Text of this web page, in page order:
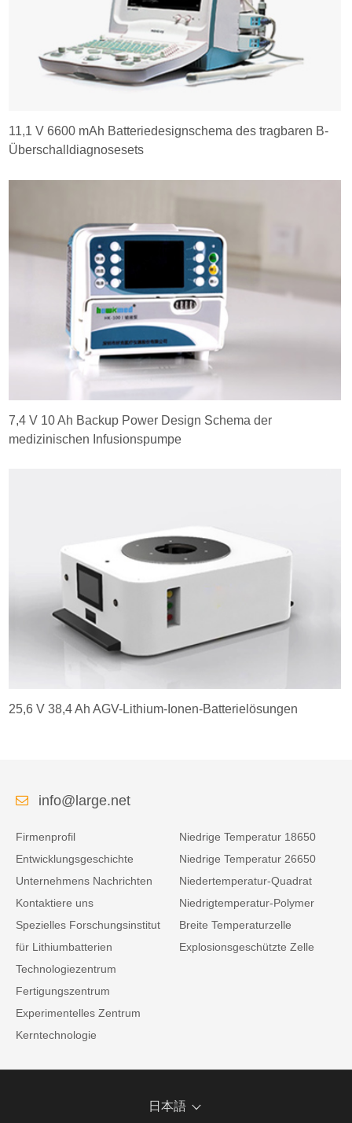
11,1 V 6600 mAh Batteriedesignschema des tragbaren B-
Überschalldiagnosesets
7,4 V 10 Ah Backup Power Design Schema der
medizinischen Infusionspumpe
25,6 V 38,4 Ah AGV-Lithium-Ionen-Batterielösungen
info@large.net
Firmenprofil
Entwicklungsgeschichte
Unternehmens Nachrichten
Kontaktiere uns
Spezielles Forschungsinstitut
für Lithiumbatterien
Technologiezentrum
Fertigungszentrum
Experimentelles Zentrum
Kerntechnologie
Niedrige Temperatur 18650
Niedrige Temperatur 26650
Niedertemperatur-Quadrat
Niedrigtemperatur-Polymer
Breite Temperaturzelle
Explosionsgeschützte Zelle
日本語